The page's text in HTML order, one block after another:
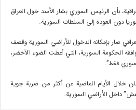
بأن الرئيس السوري بشار الأسد خول العراق
دون العودة إلى السلطات السورية.
صار بإمكانه الدخول للأراضي السورية وقصف
الحكومة السورية، التي أعطت الضوء الأخضر،
فقط”.
خلال الأيام الماضية عن أكثر من ضربة جوية
داخل الأراضي السورية.